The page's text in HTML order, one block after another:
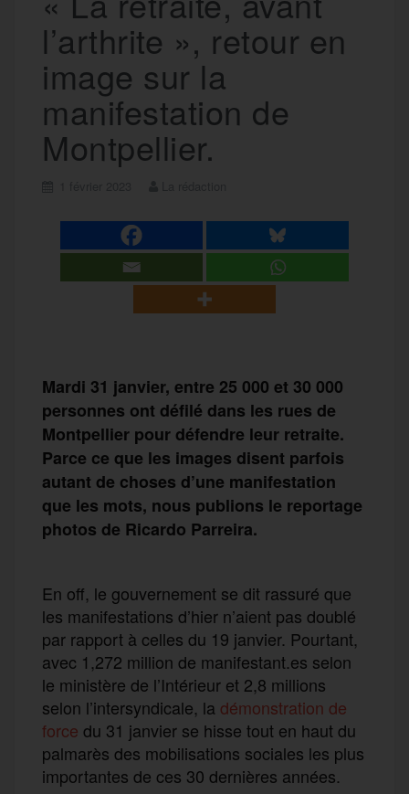
l’arthrite », retour en
image sur la
manifestation de
Montpellier.
Mardi 31 janvier, entre 25 000 et 30 000
personnes ont défilé dans les rues de
Montpellier pour défendre leur retraite.
Parce ce que les images disent parfois
autant de choses d’une manifestation
que les mots, nous publions le reportage
photos de Ricardo Parreira.
En off, le gouvernement se dit rassuré que
les manifestations d’hier n’aient pas doublé
par rapport à celles du 19 janvier. Pourtant,
avec 1,272 million de manifestant.es selon
le ministère de l’Intérieur et 2,8 millions
selon l’intersyndicale, la démonstration de
force du 31 janvier se hisse tout en haut du
palmarès des mobilisations sociales les plus
importantes de ces 30 dernières années.